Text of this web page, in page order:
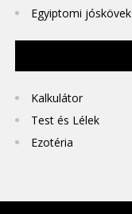
Egyiptomi jóskövek
Kalkulátor
Test és Lélek
Ezotéria